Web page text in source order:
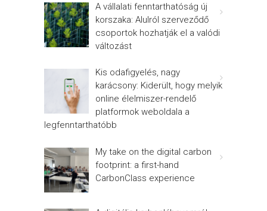
A vállalati fenntarthatóság új
korszaka: Alulról szerveződő
csoportok hozhatják el a valódi
változást
Kis odafigyelés, nagy
karácsony: Kiderült, hogy melyik
online élelmiszer-rendelő
platformok weboldala a
legfenntarthatóbb
My take on the digital carbon
footprint: a first-hand
CarbonClass experience